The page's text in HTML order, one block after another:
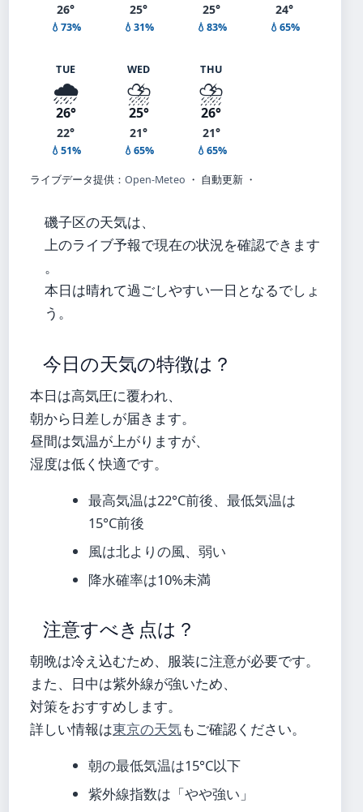
26°
💧73%
25°
💧31%
25°
💧83%
24°
💧65%
TUE
🌧️
26°
22°
💧51%
WED
⛈️
25°
21°
💧65%
THU
⛈️
26°
21°
💧65%
ライブデータ提供： Open-Meteo ・ 自動更新 ・
磯子区の天気は、
上のライブ予報で現在の状況を確認できます
。
本日は晴れて過ごしやすい一日となるでしょ
う。
今日の天気の特徴は？
本日は高気圧に覆われ、
朝から日差しが届きます。
昼間は気温が上がりますが、
湿度は低く快適です。
最高気温は22°C前後、最低気温は
15°C前後
風は北よりの風、弱い
降水確率は10%未満
注意すべき点は？
朝晩は冷え込むため、服装に注意が必要です。
また、日中は紫外線が強いため、
対策をおすすめします。
詳しい情報は東京の天気もご確認ください。
朝の最低気温は15°C以下
紫外線指数は「やや強い」